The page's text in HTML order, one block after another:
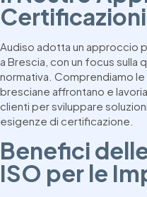
Audiso adotta un approccio
a Brescia, con un focus sulla
normativa. Comprendiamo
bresciane affrontano e
clienti per sviluppare
esigenze di certificazione.
Benefici
ISO per le